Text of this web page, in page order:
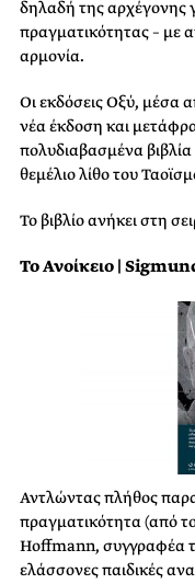
δηλαδή της αρχέγονης
πραγματικότητας – με
αρμονία.
Οι εκδόσεις Οξύ, μέσα
νέα έκδοση και
πολυδιαβασμένα βιβλία
θεμέλιο λίθο του
Το βιβλίο ανήκει στη
Το Ανοίκειο |
Αντλώντας πλήθος
πραγματικότητα (από
Hoffmann, συγγραφέα
ελάσσονες παιδικές